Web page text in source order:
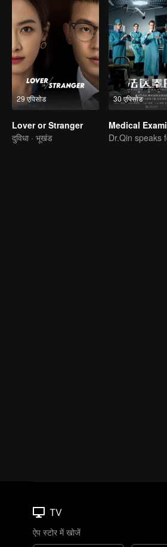
29 एपिसोड
Lover or Stranger
दुविधा · भूखंड
30 एपिसोड
TV
ऐप स्टोर में खोजें